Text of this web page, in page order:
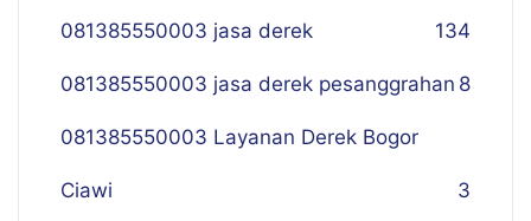
081385550003 jasa derek 134
081385550003 jasa derek pesanggrahan 8
081385550003 Layanan Derek Bogor
Ciawi 3